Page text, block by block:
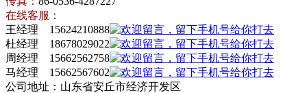
在线客服：
王经理 15624210888
杜经理 18678029022
周经理 15662562758
马经理 15662567602
公司地址：山东省安丘市经济开发区